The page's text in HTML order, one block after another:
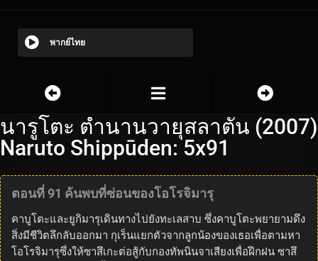
พากย์ไทย
นารูโตะ ตำนานวายุสลาตัน (2007)
Naruto Shippūden: 5x91
ตอนที่ 91 ค้นพบที่ซ่อนของโอโรจิมารุ
คาบูโตะและยูกิมารุเดินทางไปยังทะเลสาบ ซึ่งคาบูโตะพยายามดึง
สิ่งมีชีวิตลึกลับออกมา กุเร็นแยกตัวจากลูกน้องของเธอเพื่อตามหา
โอโรจิมารุซึ่งให้ซาสึเกะต่อสู้กับกองทัพนินจาเสียงเพื่อฝึกฝน ซาสึ